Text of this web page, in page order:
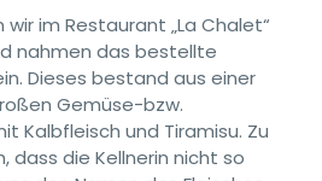
wir im Restaurant „La Chalet“
nahmen das bestellte
Dieses bestand aus einer
Gemüse-bzw.
Kalbfleisch und Tiramisu. Zu
dass die Kellnerin nicht so